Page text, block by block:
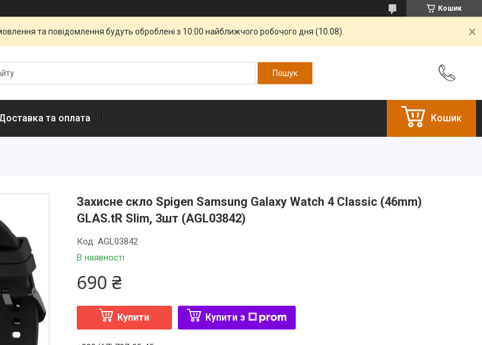
Кошик
та повідомлення будуть оброблені з 10:00 найближчого робочого дня (10.08).
та оплата Кошик
Захисне скло Spigen Samsung Galaxy Watch 4 Classic (46mm)
GLAS.tR Slim, 3шт (AGL03842)
В наявності
Код: AGL03842
690 ₴
Купити Купити з